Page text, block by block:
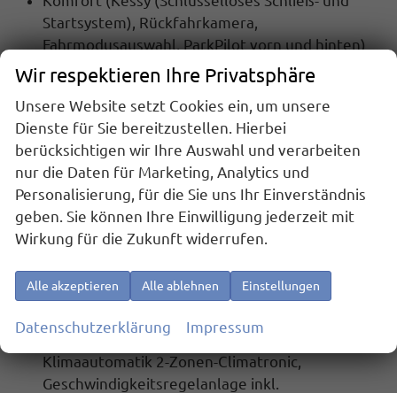
Startsystem), Rückfahrkamera,
Fahrmodusauswahl, ParkPilot vorn und hinten)
Winterpaket
(Sitzheizung vorn)
Verlängerung der Herstellergarantie auf 5
Jahre bis max. 100.000 km
Serienausstattung:
Front Assist inkl. City-Notbremsfunktion,
Mittelarmlehne vorn mit Jumbobox
Scheibenbremsen, ESP, ABS, ASR,
Nebelscheinwerfer
Wisch-Waschanlage, Lichtsensor, Airbag für
Fahrer und Beifahrer, Seitenairbag vorn mit
Freisprecheinrichtung Bluetooth,
Klimaautomatik 2-Zonen-Climatronic,
Geschwindigkeitsregelanlage inkl.
Wir respektieren Ihre Privatsphäre
Unsere Website setzt Cookies ein, um unsere
Dienste für Sie bereitzustellen. Hierbei
berücksichtigen wir Ihre Auswahl und verarbeiten
nur die Daten für Marketing, Analytics und
Personalisierung, für die Sie uns Ihr Einverständnis
geben. Sie können Ihre Einwilligung jederzeit mit
Wirkung für die Zukunft widerrufen.
Alle akzeptieren Alle ablehnen Einstellungen
Datenschutzerklärung Impressum